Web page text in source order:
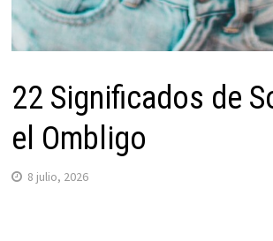
22 Significados de
el Ombligo
8 julio, 2026